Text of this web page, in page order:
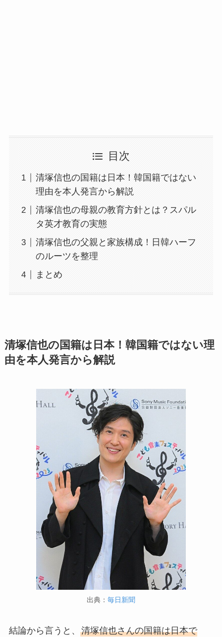
目次
清塚信也の国籍は日本！韓国籍ではない
理由を本人発言から解説
清塚信也の母親の教育方針とは？スパル
タ英才教育の実態
清塚信也の父親と家族構成！日韓ハーフ
のルーツを整理
まとめ
清塚信也の国籍は日本！韓国籍ではない理
由を本人発言から解説
出典： 毎日新聞
結論から言うと、 清塚信也さんの国籍は日本で